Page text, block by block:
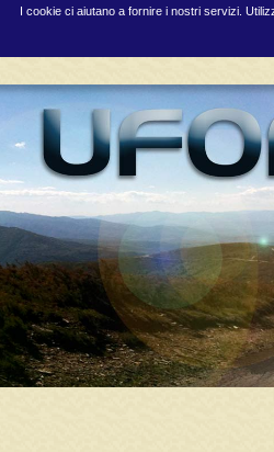
I cookie ci aiutano a fornire i nostri servizi.